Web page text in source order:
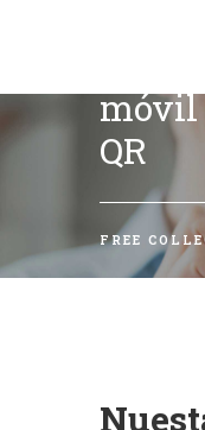
móvil
QR
FREE